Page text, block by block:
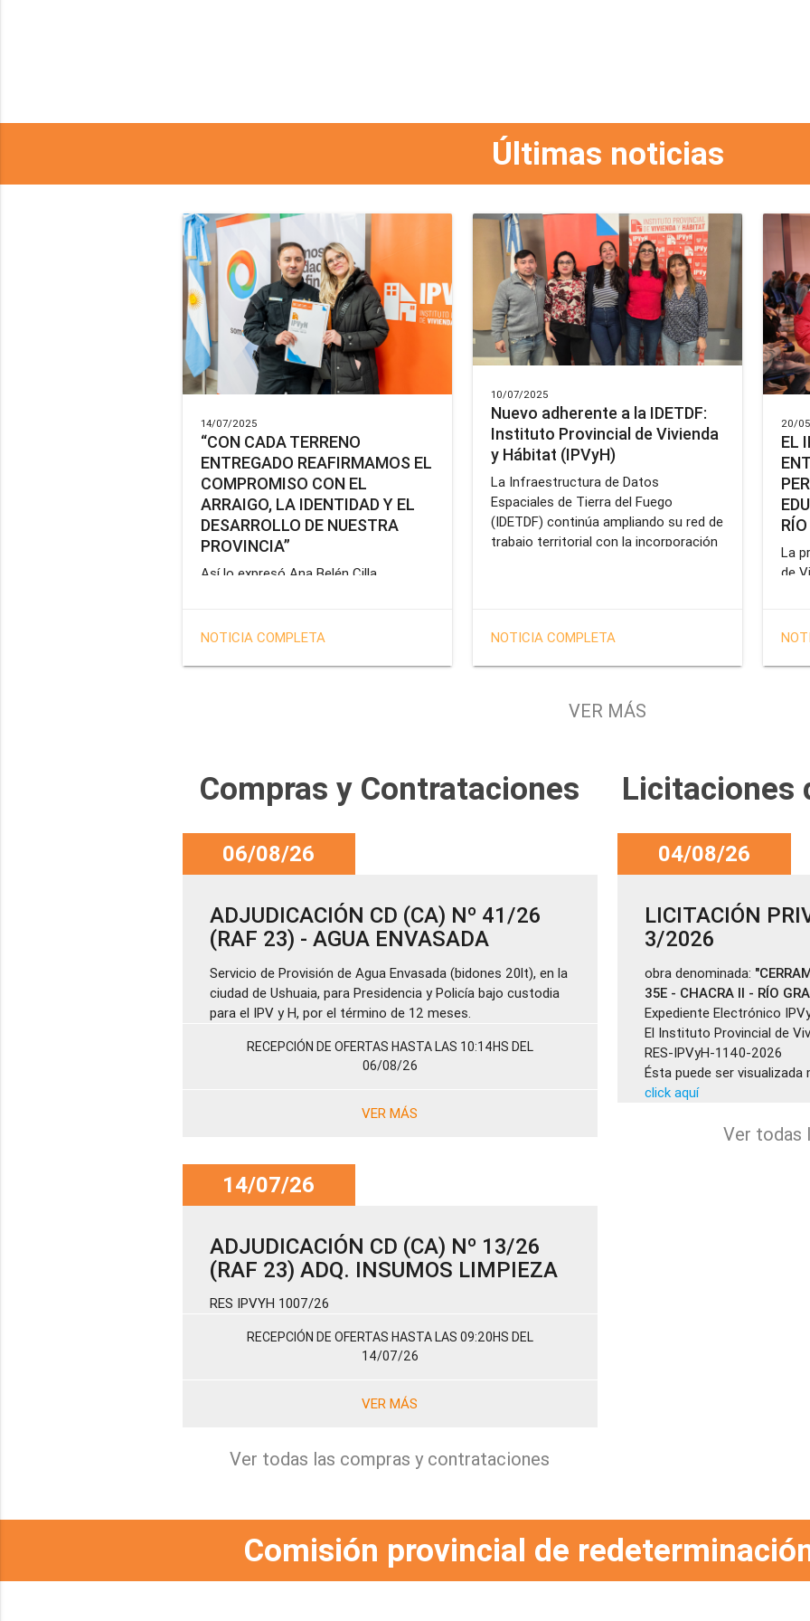
Últimas noticias
14/07/2025
“CON CADA TERRENO
ENTREGADO REAFIRMAMOS EL
COMPROMISO CON EL
ARRAIGO, LA IDENTIDAD Y EL
DESARROLLO DE NUESTRA
PROVINCIA”
Así lo expresó Ana Belén Cilla,
balance del trabajo del organismo en el
adjudicación de lotes a personal
NOTICIA COMPLETA
10/07/2025
Nuevo adherente a la IDETDF:
Instituto Provincial de Vivienda
y Hábitat (IPVyH)
La Infraestructura de Datos
Espaciales de Tierra del Fuego
(IDETDF) continúa ampliando su red de
trabajo territorial con la incorporación
NOTICIA COMPLETA
20/
EL
La
de
VER MÁS
Compras y Contrataciones
06/08/26
ADJUDICACIÓN CD (CA) Nº 41/26
(RAF 23) - AGUA ENVASADA
Servicio de Provisión de Agua Envasada (bidones 20lt), en la
ciudad de Ushuaia, para Presidencia y Policía bajo custodia
para el IPV y H, por el término de 12 meses.
RECEPCIÓN DE OFERTAS HASTA LAS 10:14HS DEL
06/08/26
VER MÁS
14/07/26
ADJUDICACIÓN CD (CA) Nº 13/26
(RAF 23) ADQ. INSUMOS LIMPIEZA
RES IPVYH 1007/26
RECEPCIÓN DE OFERTAS HASTA LAS 09:20HS DEL
14/07/26
VER MÁS
Ver todas las compras y contrataciones
Licitaciones
04/08/26
LICITACIÓN
3/2026
obra denominada:
35E - CHACRA II - RÍO
Expediente Electrónico
El Instituto Provincial de
RES-IPVyH-1140-2026
Ésta puede ser visualizada
click aquí
Ver todas
Comisión provincial de